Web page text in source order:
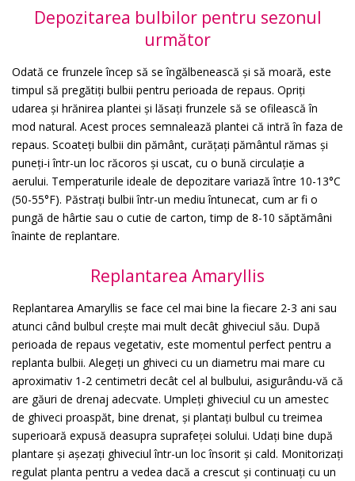
Depozitarea bulbilor pentru sezonul
următor
Odată ce frunzele încep să se îngălbenească și să moară, este
timpul să pregătiți bulbii pentru perioada de repaus. Opriți
udarea și hrănirea plantei și lăsați frunzele să se ofilească în
mod natural. Acest proces semnalează plantei că intră în faza de
repaus. Scoateți bulbii din pământ, curățați pământul rămas și
puneți-i într-un loc răcoros și uscat, cu o bună circulație a
aerului. Temperaturile ideale de depozitare variază între 10-13°C
(50-55°F). Păstrați bulbii într-un mediu întunecat, cum ar fi o
pungă de hârtie sau o cutie de carton, timp de 8-10 săptămâni
înainte de replantare.
Replantarea Amaryllis
Replantarea Amaryllis se face cel mai bine la fiecare 2-3 ani sau
atunci când bulbul crește mai mult decât ghiveciul său. După
perioada de repaus vegetativ, este momentul perfect pentru a
replanta bulbii. Alegeți un ghiveci cu un diametru mai mare cu
aproximativ 1-2 centimetri decât cel al bulbului, asigurându-vă că
are găuri de drenaj adecvate. Umpleți ghiveciul cu un amestec
de ghiveci proaspăt, bine drenat, și plantați bulbul cu treimea
superioară expusă deasupra suprafeței solului. Udați bine după
plantare și așezați ghiveciul într-un loc însorit și cald. Monitorizați
regulat planta pentru a vedea dacă a crescut și continuați cu un